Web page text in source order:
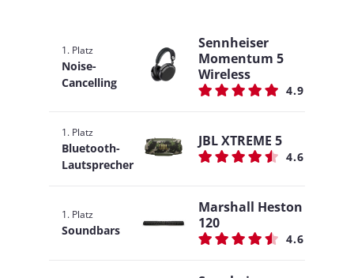
1. Platz
Noise-
Cancelling
Sennheiser
Momentum 5
Wireless
4.9
1. Platz
Bluetooth-
Lautsprecher
JBL XTREME 5
4.6
1. Platz
Soundbars
Marshall Heston
120
4.6